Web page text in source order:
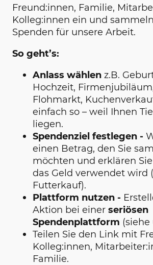
Freund:innen, Familie,
Kolleg:innen ein und
Spenden für unsere Arbeit.
So geht’s:
Anlass wählen z.B.
Hochzeit,
Flohmarkt,
einfach so – weil Ihnen
liegen.
Spendenziel festlegen -
einen Betrag, den Sie
möchten und erklären
das Geld verwendet wird
Futterkauf).
Plattform nutzen -
Aktion bei einer seriösen
Spendenplattform (siehe
Teilen Sie den Link mit
Kolleg:innen,
Familie.